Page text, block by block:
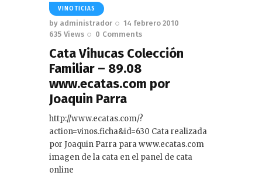
VINOTICIAS
by administrador
14 febrero 2010
635 Views 0 Comments
Cata Vihucas Colección
Familiar – 89.08
www.ecatas.com por
Joaquin Parra
http://www.ecatas.com/?
action=vinos.ficha&id=630 Cata realizada
por Joaquin Parra para www.ecatas.com
imagen de la cata en el panel de cata
online